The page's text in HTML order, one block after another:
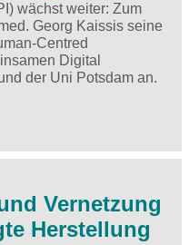
wächst weiter: Zum
Georg Kaissis seine
Centred
Digital
der Uni Potsdam an.
Vernetzung
Herstellung